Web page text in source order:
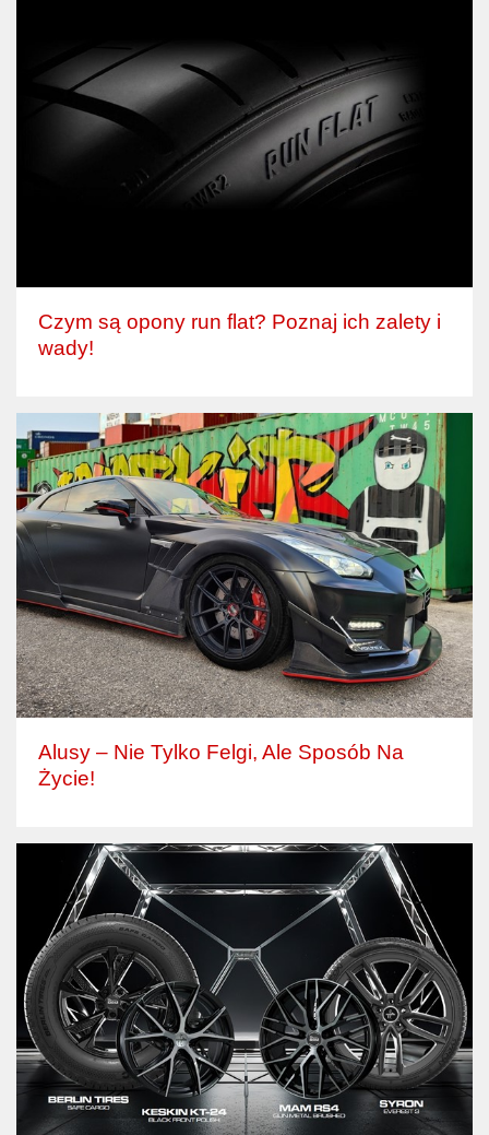
Czym są opony run flat? Poznaj ich zalety i
wady!
Alusy – Nie Tylko Felgi, Ale Sposób Na
Życie!